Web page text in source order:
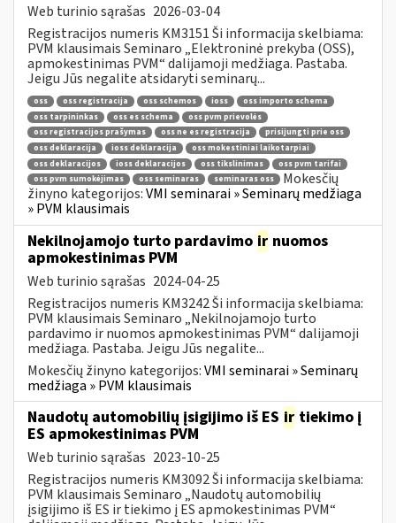
Web turinio sąrašas 2026-03-04
Registracijos numeris KM3151 Ši informacija skelbiama:
PVM klausimais Seminaro „Elektroninė prekyba (OSS),
apmokestinimas PVM“ dalijamoji medžiaga. Pastaba.
Jeigu Jūs negalite atsidaryti seminarų...
oss oss registracija oss schemos ioss
oss importo schema
oss tarpininkas
oss es schema
oss pvm prievolės
oss registracijos prašymas
oss ne es registracija
prisijungti prie oss
oss deklaracija
ioss deklaracija
oss mokestiniai laikotarpiai
oss deklaracijos
ioss deklaracijos oss tikslinimas
oss pvm tarifai
oss pvm sumokėjimas
oss seminaras seminaras oss
Mokesčių
žinyno kategorijos:VMI seminarai » Seminarų medžiaga
» PVM klausimais
Nekilnojamojo turto pardavimo ir nuomos
apmokestinimas PVM
Web turinio sąrašas 2024-04-25
Registracijos numeris KM3242 Ši informacija skelbiama:
PVM klausimais Seminaro „Nekilnojamojo turto
pardavimo ir nuomos apmokestinimas PVM“ dalijamoji
medžiaga. Pastaba. Jeigu Jūs negalite...
Mokesčių žinyno kategorijos:VMI seminarai » Seminarų
medžiaga » PVM klausimais
Naudotų automobilių įsigijimo iš ES ir tiekimo į
ES apmokestinimas PVM
Web turinio sąrašas 2023-10-25
Registracijos numeris KM3092 Ši informacija skelbiama:
PVM klausimais Seminaro „Naudotų automobilių
įsigijimo iš ES ir tiekimo į ES apmokestinimas PVM“